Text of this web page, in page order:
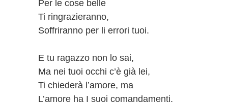
Per le cose belle
Ti ringrazieranno,
Soffriranno per li errori tuoi.
E tu ragazzo non lo sai,
Ma nei tuoi occhi c’è già lei,
Ti chiederà l’amore, ma
L’amore ha I suoi comandamenti.